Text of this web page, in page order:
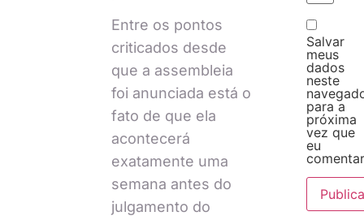
Entre os pontos
criticados desde
que a assembleia
foi anunciada está o
fato de que ela
acontecerá
exatamente uma
semana antes do
julgamento do
Salvar
meus
dados
neste
para a
próxima
vez que
eu